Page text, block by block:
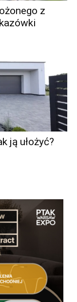
z
ją ułożyć?